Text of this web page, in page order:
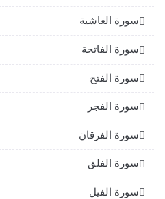
سورة الغاشية
سورة الفاتحة
سورة الفتح
سورة الفجر
سورة الفرقان
سورة الفلق
سورة الفيل